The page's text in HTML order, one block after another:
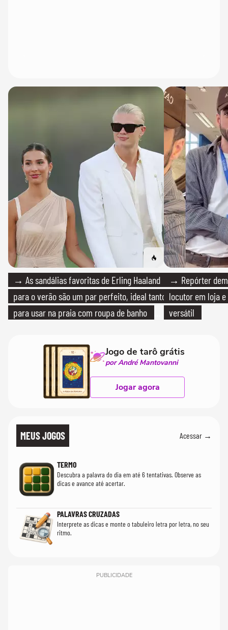
→ As sandálias favoritas de Erling Haaland
para o verão são um par perfeito, ideal tanto
para usar na praia com roupa de banho
→ Repórter
locutor em loja
versátil
Jogo de tarô grátis
por André Mantovanni
Jogar agora
MEUS JOGOS Acessar →
TERMO
Descubra a palavra do dia em até 6 tentativas. Observe as
dicas e avance até acertar.
PALAVRAS CRUZADAS
Interprete as dicas e monte o tabuleiro letra por letra, no seu
ritmo.
PUBLICIDADE